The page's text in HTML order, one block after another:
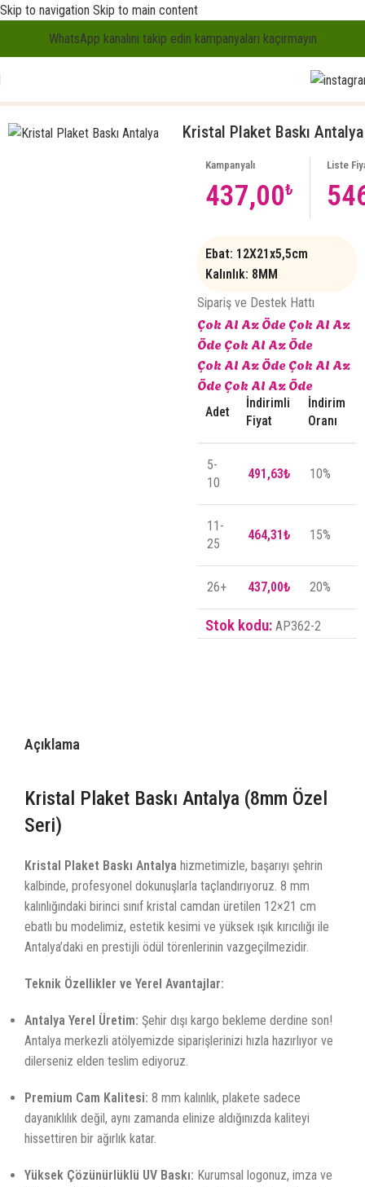
Skip to navigation Skip to main content
‎WhatsApp kanalını takip edin kampanyaları kaçırmayın
Kristal Plaket Baskı Antalya
Kampanyalı
437,00₺
Liste
Ebat: 12X21x5,5cm
Kalınlık: 8MM
Sipariş ve Destek Hattı
Çok Al Az ÖdeÇok Al Az
ÖdeÇok Al Az Öde
Çok Al Az ÖdeÇok Al Az
ÖdeÇok Al Az Öde
Adet
İndirimli
Fiyat
İndirim
Oranı
5-
10
491,63₺ 10%
11-
25
464,31₺ 15%
26+ 437,00₺ 20%
Stok kodu: AP362-2
Açıklama
Kristal Plaket Baskı Antalya (8mm Özel
Seri)
Kristal Plaket Baskı Antalya hizmetimizle, başarıyı şehrin
kalbinde, profesyonel dokunuşlarla taçlandırıyoruz. 8 mm
kalınlığındaki birinci sınıf kristal camdan üretilen 12×21 cm
ebatlı bu modelimiz, estetik kesimi ve yüksek ışık kırıcılığı ile
Antalya’daki en prestijli ödül törenlerinin vazgeçilmezidir.
Teknik Özellikler ve Yerel Avantajlar:
Antalya Yerel Üretim: Şehir dışı kargo bekleme derdine son!
Antalya merkezli atölyemizde siparişlerinizi hızla hazırlıyor ve
dilerseniz elden teslim ediyoruz.
Premium Cam Kalitesi: 8 mm kalınlık, plakete sadece
dayanıklılık değil, aynı zamanda elinize aldığınızda kaliteyi
hissettiren bir ağırlık katar.
Yüksek Çözünürlüklü UV Baskı: Kurumsal logonuz, imza ve